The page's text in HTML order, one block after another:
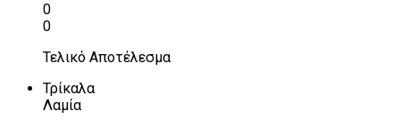
0
0
Τελικό Αποτέλεσμα
Τρίκαλα
Λαμία